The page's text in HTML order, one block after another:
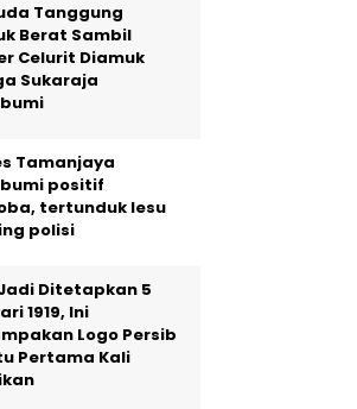
Tanggung
Berat Sambil
Celurit Diamuk
Sukaraja
Tamanjaya
positif
tertunduk lesu
polisi
Ditetapkan 5
1919, Ini
Logo Persib
Pertama Kali